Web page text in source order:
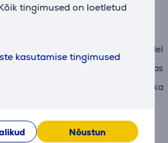
tingimused on loetletud
kasutamise tingimused
Nõustun
termospudel
roostevaba teras
Kambukka
Tarvikud